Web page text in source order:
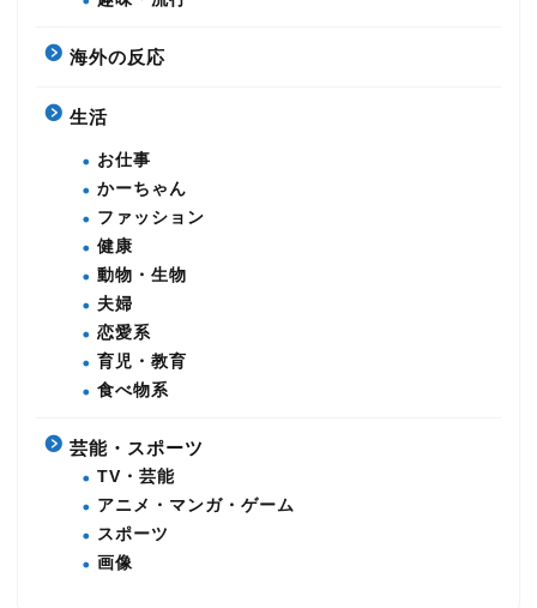
海外の反応
生活
お仕事
かーちゃん
ファッション
健康
動物・生物
夫婦
恋愛系
育児・教育
食べ物系
芸能・スポーツ
TV・芸能
アニメ・マンガ・ゲーム
スポーツ
画像